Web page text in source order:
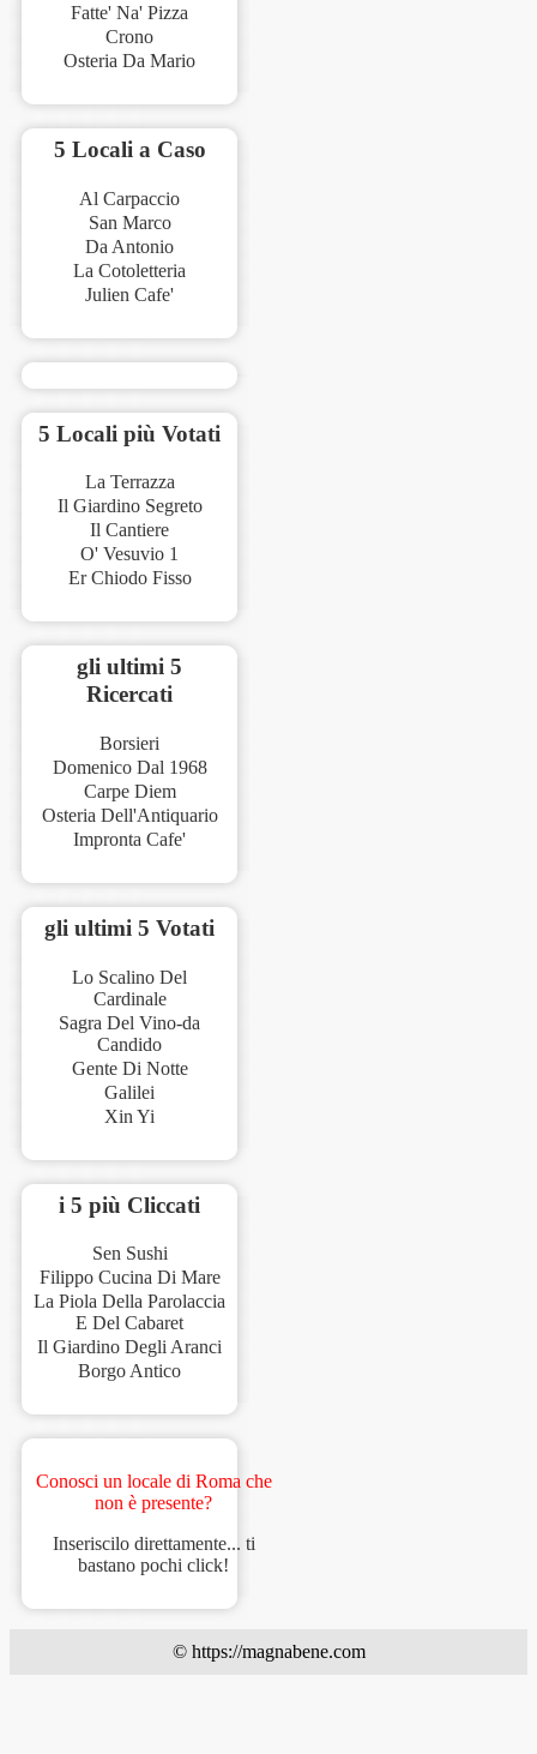
Fatte' Na' Pizza
Crono
Osteria Da Mario
5 Locali a Caso
Al Carpaccio
San Marco
Da Antonio
La Cotoletteria
Julien Cafe'
5 Locali più Votati
La Terrazza
Il Giardino Segreto
Il Cantiere
O' Vesuvio 1
Er Chiodo Fisso
gli ultimi 5
Ricercati
Borsieri
Domenico Dal 1968
Carpe Diem
Osteria Dell'Antiquario
Impronta Cafe'
gli ultimi 5 Votati
Lo Scalino Del
Cardinale
Sagra Del Vino-da
Candido
Gente Di Notte
Galilei
Xin Yi
i 5 più Cliccati
Sen Sushi
Filippo Cucina Di Mare
La Piola Della Parolaccia
E Del Cabaret
Il Giardino Degli Aranci
Borgo Antico
Conosci un locale di Roma che
non è presente?
Inseriscilo direttamente... ti
bastano pochi click!
© https://magnabene.com